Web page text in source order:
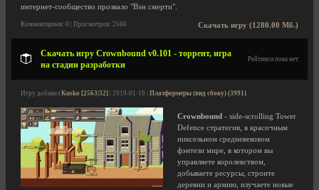
интернет-сообщество прозвало "Вэн смерти".
Скачать игру (1280.00 Мб.)
Комментариев: 0 | Просмотров: 2566
Скачать игру Crownbound v0.101 - торрент, игра
на стадии разработки
Рейтинга пока нет
Игру добавил Kusko [2563|32] | 2019-01-18 | Платформеры (вид сбоку) (3991)
Crownbound - side-scrolling Tower
Defence стратегия, в красочным
пиксельном средневековом
фэнтези мире, в котором вы
управляете королевством,
добываете ресурсы, строите
деревни и армию, изучаете новые